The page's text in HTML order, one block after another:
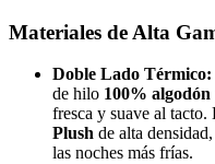
Materiales de Alta
Doble Lado Térmico:
de hilo 100% algodón
fresca y suave al tacto.
Plush de alta
las noches más frías.